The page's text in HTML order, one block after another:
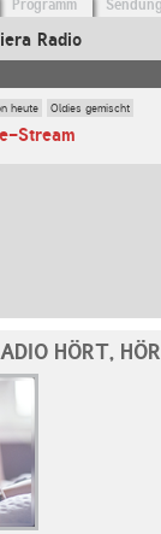
Programm
Radio
heute Oldies gemischt
Stream
HÖRT,